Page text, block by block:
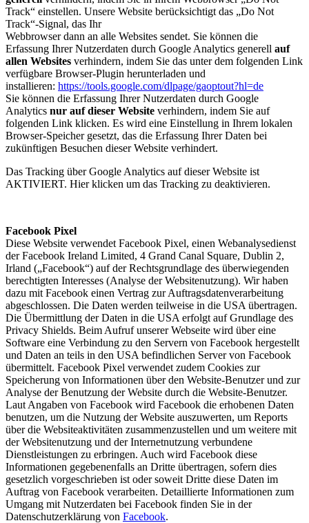
Track“ einstellen. Unsere Website berücksichtigt das „Do Not
Track“-Signal, das Ihr
Webbrowser dann an alle Websites sendet. Sie können die
Erfassung Ihrer Nutzerdaten durch Google Analytics generell auf
allen Websites verhindern, indem Sie das unter dem folgenden Link
verfügbare Browser-Plugin herunterladen und
installieren: https://tools.google.com/dlpage/gaoptout?hl=de
Sie können die Erfassung Ihrer Nutzerdaten durch Google
Analytics nur auf dieser Website verhindern, indem Sie auf
folgenden Link klicken. Es wird eine Einstellung in Ihrem lokalen
Browser-Speicher gesetzt, das die Erfassung Ihrer Daten bei
zukünftigen Besuchen dieser Website verhindert.
Das Tracking über Google Analytics auf dieser Website ist
AKTIVIERT. Hier klicken um das Tracking zu deaktivieren.
Facebook Pixel
Diese Website verwendet Facebook Pixel, einen Webanalysedienst
der Facebook Ireland Limited, 4 Grand Canal Square, Dublin 2,
Irland („Facebook“) auf der Rechtsgrundlage des überwiegenden
berechtigten Interesses (Analyse der Websitenutzung). Wir haben
dazu mit Facebook einen Vertrag zur Auftragsdatenverarbeitung
abgeschlossen. Die Daten werden teilweise in die USA übertragen.
Die Übermittlung der Daten in die USA erfolgt auf Grundlage des
Privacy Shields. Beim Aufruf unserer Webseite wird über eine
Software eine Verbindung zu den Servern von Facebook hergestellt
und Daten an teils in den USA befindlichen Server von Facebook
übermittelt. Facebook Pixel verwendet zudem Cookies zur
Speicherung von Informationen über den Website-Benutzer und zur
Analyse der Benutzung der Website durch die Website-Benutzer.
Laut Angaben von Facebook wird Facebook die erhobenen Daten
benutzen, um die Nutzung der Website auszuwerten, um Reports
über die Websiteaktivitäten zusammenzustellen und um weitere mit
der Websitenutzung und der Internetnutzung verbundene
Dienstleistungen zu erbringen. Auch wird Facebook diese
Informationen gegebenenfalls an Dritte übertragen, sofern dies
gesetzlich vorgeschrieben ist oder soweit Dritte diese Daten im
Auftrag von Facebook verarbeiten. Detaillierte Informationen zum
Umgang mit Nutzerdaten bei Facebook finden Sie in der
Datenschutzerklärung von Facebook.